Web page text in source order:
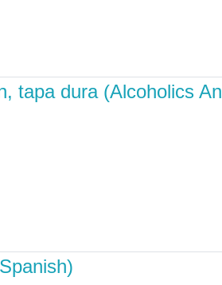
tapa dura (Alcoholics